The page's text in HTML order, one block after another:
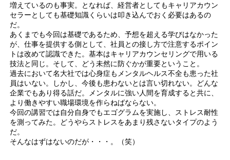
増えているのも事実。となれば、経営者としてもキャリアカウン
セラーとしても基礎知識くらいは叩き込んでおく必要はあるの
だ。
あくまでも今回は基礎であるため、予想を超える学びはなかった
が、仕事を提供する側として、社員との接し方で注意するポイン
トは改めて認識できた。基本はキャリアカウンセリングで用いる
技法と同じ。そして、どう未然に防ぐかが重要ということ。
過去において名大社では心身症もメンタルヘルス不全も患った社
員はいない。しかし、今後も患わないとは言い切れない。どんな
企業でもあり得る話だ。メンタルに強い人間を育成すると共に、
より働きやすい職場環境を作らねばならない。
今回の講習では自分自身でもエゴグラムを実施し、ストレス耐性
を測ってみた。どうやらストレスをあまり残さないタイプのよう
だ。
そんなはずはないのだが・・・。（笑）